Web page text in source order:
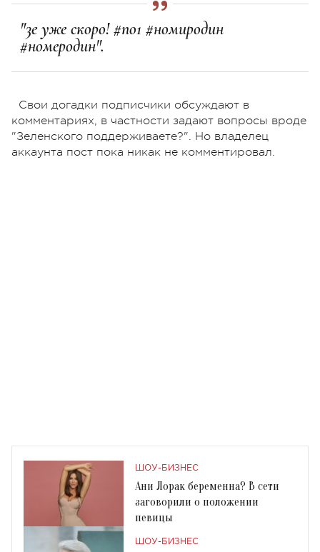
"3е уже скоро! #no1 #номиродин
#номеродин".
Свои догадки подписчики обсуждают в
комментариях, в частности задают вопросы вроде
"Зеленского поддерживаете?". Но владелец
аккаунта пост пока никак не комментировал.
ШОУ-БИЗНЕС
Ани Лорак беременна? В сети
заговорили о положении
певицы
ШОУ-БИЗНЕС